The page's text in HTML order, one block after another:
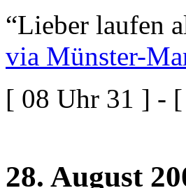
“Lieber laufen
via Münster-
[ 08 Uhr 31 ] -
28. August